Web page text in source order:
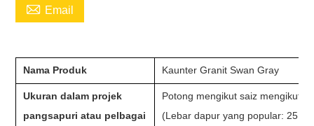
 Email
Nama Produk
Kaunter Granit Swan Gray
Ukuran dalam projek
pangsapuri atau pelbagai
Potong mengikut saiz mengikut
(Lebar dapur yang popular: 25 1/